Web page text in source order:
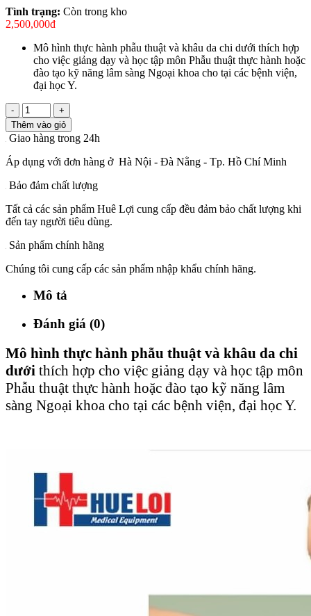
Tình trạng: Còn trong kho
2,500,000đ
Mô hình thực hành phẫu thuật và khâu da chi dưới thích hợp
cho việc giảng dạy và học tập môn Phẫu thuật thực hành hoặc
đào tạo kỹ năng lâm sàng Ngoại khoa cho tại các bệnh viện,
đại học Y.
-
+
Thêm vào giỏ
Giao hàng trong 24h
Áp dụng với đơn hàng ở Hà Nội - Đà Nằng - Tp. Hồ Chí Minh
Bảo đảm chất lượng
Tất cả các sản phẩm Huê Lợi cung cấp đều đảm bảo chất lượng khi
đến tay người tiêu dùng.
Sản phẩm chính hãng
Chúng tôi cung cấp các sản phẩm nhập khẩu chính hãng.
Mô tả
Đánh giá (0)
Mô hình thực hành phẫu thuật và khâu da chi
dưới thích hợp cho việc giảng dạy và học tập môn
Phẫu thuật thực hành hoặc đào tạo kỹ năng lâm
sàng Ngoại khoa cho tại các bệnh viện, đại học Y.